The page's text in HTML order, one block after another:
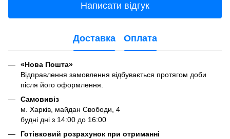
Написати відгук
Доставка Оплата
«Нова Пошта»
Відправлення замовлення відбувається протягом доби
після його оформлення.
Самовивіз
м. Харків, майдан Свободи, 4
будні дні з 14:00 до 16:00
Готівковий розрахунок при отриманні